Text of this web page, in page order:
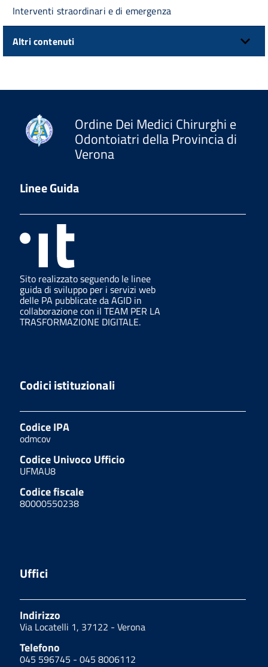
Interventi straordinari e di emergenza
Altri contenuti
Ordine Dei Medici Chirurghi e
Odontoiatri della Provincia di
Verona
Linee Guida
Sito realizzato seguendo le linee
guida di sviluppo per i servizi web
delle PA pubblicate da AGID in
collaborazione con il TEAM PER LA
TRASFORMAZIONE DIGITALE.
Codici istituzionali
Codice IPA
odmcov
Codice Univoco Ufficio
UFMAU8
Codice fiscale
80000550238
Uffici
Indirizzo
Via Locatelli 1, 37122 - Verona
Telefono
045 596745 - 045 8006112